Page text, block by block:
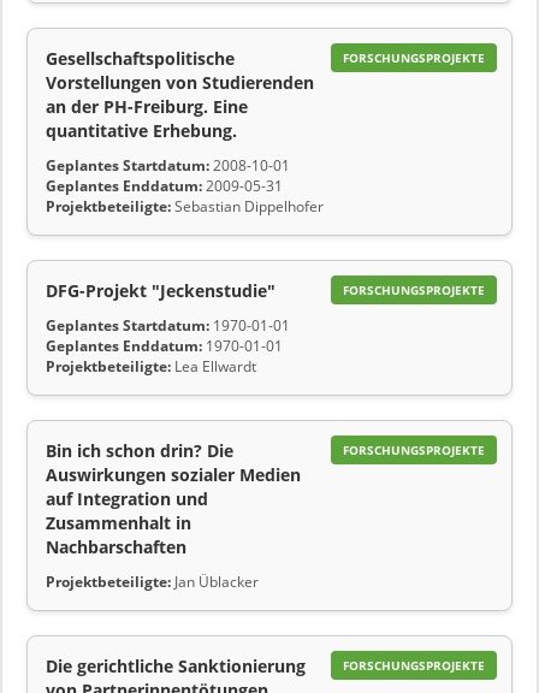
FORSCHUNGSPROJEKTE
Gesellschaftspolitische
Vorstellungen von Studierenden
an der PH-Freiburg. Eine
quantitative Erhebung.
Geplantes Startdatum:2008-10-01
Geplantes Enddatum:2009-05-31
Projektbeteiligte:Sebastian Dippelhofer
FORSCHUNGSPROJEKTE
DFG-Projekt "Jeckenstudie"
Geplantes Startdatum: 1970-01-01
Geplantes Enddatum: 1970-01-01
Projektbeteiligte: Lea Ellwardt
FORSCHUNGSPROJEKTE
Bin ich schon drin? Die
Auswirkungen sozialer Medien
auf Integration und
Zusammenhalt in
Nachbarschaften
Projektbeteiligte: Jan Üblacker
FORSCHUNGSPROJEKTE
Die gerichtliche Sanktionierung